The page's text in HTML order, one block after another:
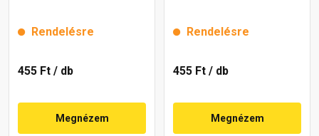
Rendelésre
455 Ft / db
Megnézem
Rendelésre
455 Ft / db
Megnézem